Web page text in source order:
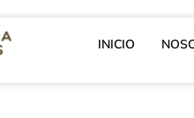
INICIO